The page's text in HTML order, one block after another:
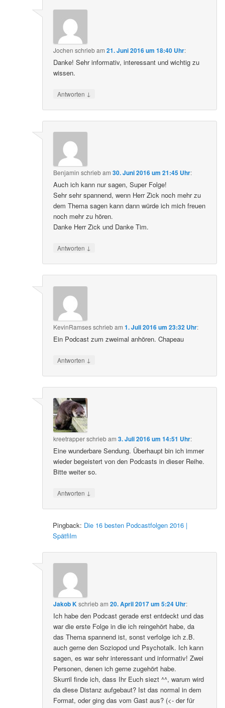
Jochen schriebam21. Juni 2016 um 18:40 Uhr:
Danke! Sehr informativ, interessant und wichtig zu
wissen.
Antworten ↓
Benjamin schriebam30. Juni 2016 um 21:45 Uhr:
Auch ich kann nur sagen, Super Folge!
Sehr sehr spannend, wenn Herr Zick noch mehr zu
dem Thema sagen kann dann würde ich mich freuen
noch mehr zu hören.
Danke Herr Zick und Danke Tim.
Antworten ↓
KevinRamsesschriebam1. Juli 2016 um 23:32 Uhr:
Ein Podcast zum zweimal anhören. Chapeau
Antworten ↓
kreetrapperschriebam3. Juli 2016 um 14:51 Uhr:
Eine wunderbare Sendung. Überhaupt bin ich immer
wieder begeistert von den Podcasts in dieser Reihe.
Bitte weiter so.
Antworten ↓
Pingback: Die 16 besten Podcastfolgen 2016 |
Spätfilm
Jakob Kschriebam20. April 2017 um 5:24 Uhr:
Ich habe den Podcast gerade erst entdeckt und das
war die erste Folge in die ich reingehört habe, da
das Thema spannend ist, sonst verfolge ich z.B.
auch gerne den Soziopod und Psychotalk. Ich kann
sagen, es war sehr interessant und informativ! Zwei
Personen, denen ich gerne zugehört habe.
Skurril finde ich, dass Ihr Euch siezt ^^, warum wird
da diese Distanz aufgebaut? Ist das normal in dem
Format, oder ging das vom Gast aus? (<- der für